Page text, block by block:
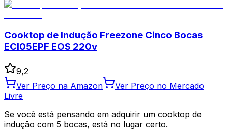
Cooktop de Indução Freezone Cinco Bocas
ECI05EPF EOS 220v
9,2
Ver Preço na Amazon
Ver Preço no Mercado
Livre
Se você está pensando em adquirir um cooktop de
indução com 5 bocas, está no lugar certo.